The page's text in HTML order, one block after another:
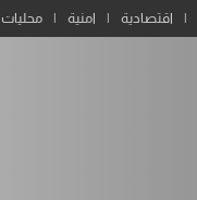
اقتصادية امنية محليات